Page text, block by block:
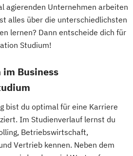
agierenden Unternehmen arbeiten
alles über die unterschiedlichsten
lernen? Dann entscheide dich für
Studium!
Business
bist du optimal für eine Karriere
Im Studienverlauf lernst du
Betriebswirtschaft,
Vertrieb kennen. Neben dem